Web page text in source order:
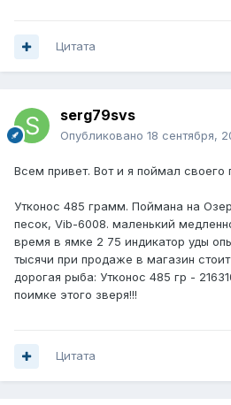
Цитата
serg79svs
Опубликовано 18 сентября,
Всем привет. Вот и я поймал своего
Утконос 485 грамм. Поймана на
песок, Vib-6008. маленький
время в ямке 2 75 индикатор уды
тысячи при продаже в магазин
дорогая рыба: Утконос 485 гр -
поимке этого зверя!!!
Цитата